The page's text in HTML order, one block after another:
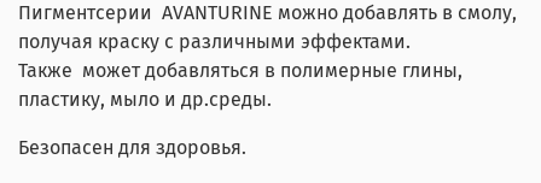
Пигментсерии AVANTURINE можно добавлять в смолу,
получая краску с различными эффектами.
Также может добавляться в полимерные глины,
пластику, мыло и др.среды.
Безопасен для здоровья.